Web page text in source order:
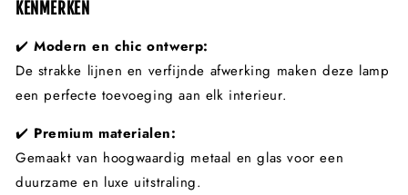
KENMERKEN
✔️Modern en chic ontwerp:
De strakke lijnen en verfijnde afwerking maken deze lamp
een perfecte toevoeging aan elk interieur.
✔️ Premium materialen:
Gemaakt van hoogwaardig metaal en glas voor een
duurzame en luxe uitstraling.